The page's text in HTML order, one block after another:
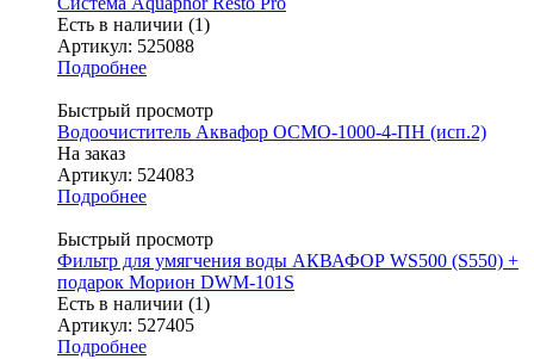
Есть в наличии (1)
Артикул: 525088
Подробнее
Быстрый просмотр
Водоочиститель Аквафор ОСМО-1000-4-ПН (исп.2)
На заказ
Артикул: 524083
Подробнее
Быстрый просмотр
Фильтр для умягчения воды АКВАФОР WS500 (S550) +
подарок Морион DWM-101S
Есть в наличии (1)
Артикул: 527405
Подробнее